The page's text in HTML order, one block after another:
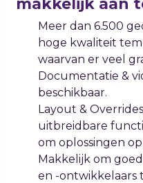
Meer dan 6.500
hoge kwaliteit
waarvan er veel
Documentatie &
beschikbaar.
Layout &
uitbreidbare
om oplossingen
Makkelijk om
en -ontwikkelaars